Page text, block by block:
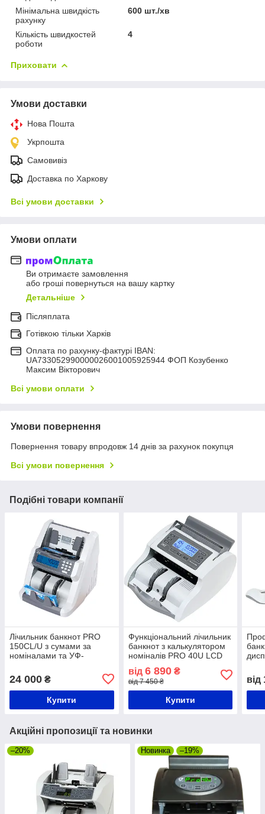
Мінімальна швидкість
рахунку
600 шт./хв
Кількість швидкостей
роботи
4
Приховати
Умови доставки
Нова Пошта
Укрпошта
Самовивіз
Доставка по Харкову
Всі умови доставки
Умови оплати
Ви отримаєте замовлення
або гроші повернуться на вашу картку
Детальніше
Післяплата
Готівкою тільки Харків
Оплата по рахунку-фактурі IBAN:
UA733052990000026001005925944 ФОП Козубенко
Максим Вікторович
Всі умови оплати
Умови повернення
Повернення товару впродовж 14 днів за рахунок покупця
Всі умови повернення
Подібні товари компанії
Лічильник банкнот PRO
150CL/U з сумами за
номіналами та УФ-
24 000 ₴
Купити
Функціональний лічильник
банкнот з калькулятором
номіналів PRO 40U LCD
від 6 890₴
від 7 450 ₴
Купити
від
Акційні пропозиції та новинки
–20% Новинка –19%